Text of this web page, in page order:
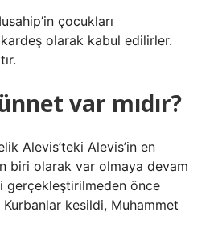
çocukları
olarak kabul edilirler.
var mıdır?
Alevis’teki Alevis’in en
biri olarak var olmaya devam
gerçekleştirilmeden önce
kesildi, Muhammet